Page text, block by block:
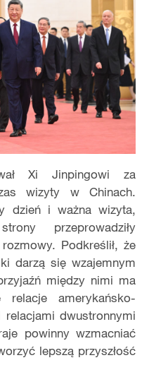
Xi Jinpingowi za
wizyty w Chinach.
dzień i ważna wizyta,
przeprowadziły
Podkreślił, że
darzą się wzajemnym
między nimi ma
relacje amerykańsko-
dwustronnymi
powinny wzmacniać
lepszą przyszłość